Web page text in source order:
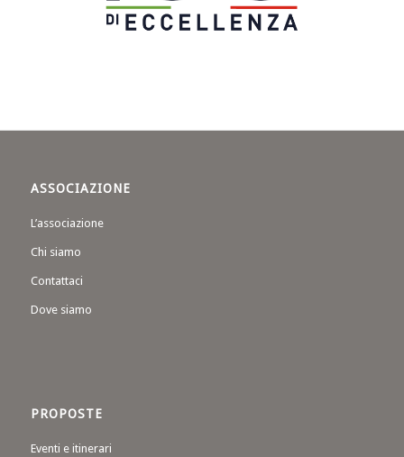
ASSOCIAZIONE
L’associazione
Chi siamo
Contattaci
Dove siamo
PROPOSTE
Eventi e itinerari